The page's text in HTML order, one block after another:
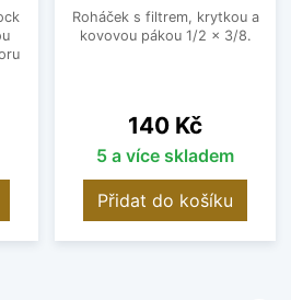
Roháček s filtrem, krytkou a
kovovou pákou 1/2 x 3/8.
Cena
140 Kč
5 a více skladem
Přidat do košíku